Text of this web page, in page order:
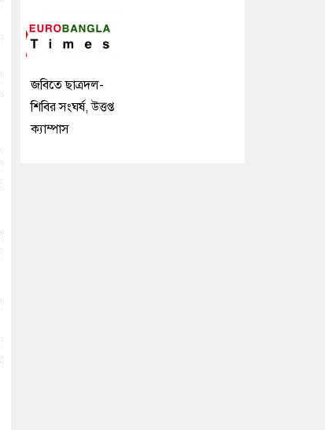
জবিতে ছাত্রদল-
শিবির সংঘর্ষ, উত্তপ্ত
ক্যাম্পাস